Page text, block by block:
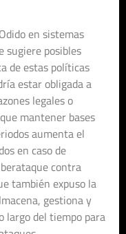
en sistemas
sugiere posibles
de estas políticas
estar obligada a
legales o
mantener bases
aumenta el
en caso de
contra
también expuso la
gestiona y
largo del tiempo para